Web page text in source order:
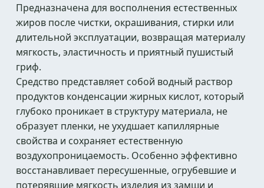
Предназначена для восполнения естественных
жиров после чистки, окрашивания, стирки или
длительной эксплуатации, возвращая материалу
мягкость, эластичность и приятный пушистый
гриф.
Средство представляет собой водный раствор
продуктов конденсации жирных кислот, который
глубоко проникает в структуру материала, не
образует пленки, не ухудшает капиллярные
свойства и сохраняет естественную
воздухопроницаемость. Особенно эффективно
восстанавливает пересушенные, огрубевшие и
потерявшие мягкость изделия из замши и